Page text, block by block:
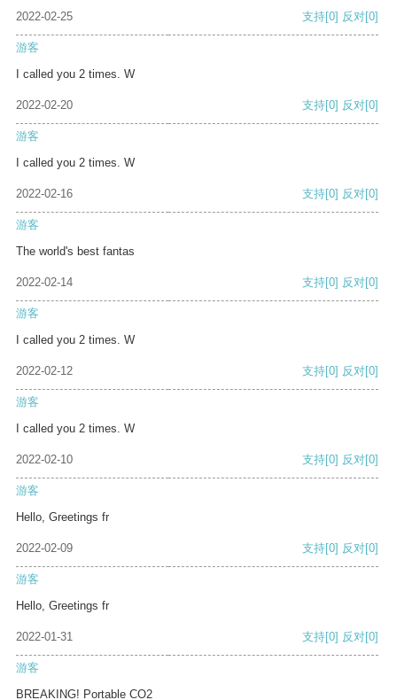
2022-02-25 支持[0] 反对[0]
游客
I called you 2 times. W
2022-02-20 支持[0] 反对[0]
游客
I called you 2 times. W
2022-02-16 支持[0] 反对[0]
游客
The world's best fantas
2022-02-14 支持[0] 反对[0]
游客
I called you 2 times. W
2022-02-12 支持[0] 反对[0]
游客
I called you 2 times. W
2022-02-10 支持[0] 反对[0]
游客
Hello, Greetings fr
2022-02-09 支持[0] 反对[0]
游客
Hello, Greetings fr
2022-01-31 支持[0] 反对[0]
游客
BREAKING! Portable CO2